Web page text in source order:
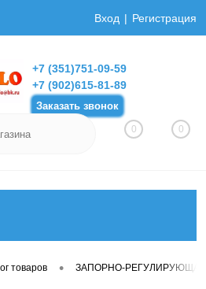
Вход Регистрация
+7 (351)751-09-59
+7 (902)615-81-89
Заказать звонок
0 0
товаров • ЗАПОРНО-